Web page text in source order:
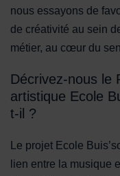
nous essayons de
de créativité au sein
métier, au cœur du
Décrivez-nous le
artistique Ecole
t-il ?
Le projet Ecole
lien entre la musique